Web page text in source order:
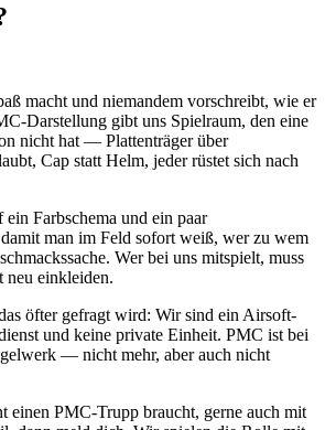
macht und niemandem vorschreibt, wie er
Darstellung gibt uns Spielraum, den eine
nicht hat — Plattenträger über
Cap statt Helm, jeder rüstet sich nach
Farbschema und ein paar
man im Feld sofort weiß, wer zu wem
Wer bei uns mitspielt, muss
neu einkleiden.
öfter gefragt wird: Wir sind ein Airsoft-
und keine private Einheit. PMC ist bei
— nicht mehr, aber auch nicht
einen PMC-Trupp braucht, gerne auch mit